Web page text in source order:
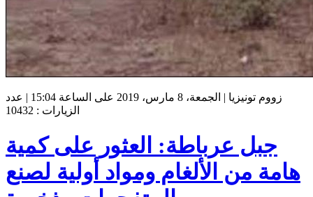
زووم تونيزيا | الجمعة، 8 مارس، 2019 على الساعة 15:04 | عدد
الزيارات : 10432
جبل عرباطة: العثور على كمية
هامة من الألغام ومواد أولية لصنع